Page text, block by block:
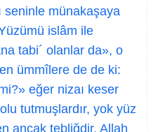
seninle münakaşaya
islâm ile
tabi´ olanlar da», o
ümmîlere de de ki:
eğer nizaı keser
tutmuşlardır, yok yüz
ancak tebliğdir, Allah